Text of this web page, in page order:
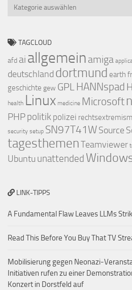
TAGCLOUD
afd ai allgemein amiga
deutschland dortmund earth
geschichte gew GPL HANNspad
health Linux medicine Microsoft
PHPpolitik polizei
security setup SN97T41WSource
tagesthemenTeamviewer
Ubuntu unattended
LINK-TIPPS
A Fundamental Flaw Leaves LLMs
Read This Before You Buy That TV
Mobilisierung gegen Neonazi-
Initiativen rufen zu einer
Konzert in Dorstfeld auf